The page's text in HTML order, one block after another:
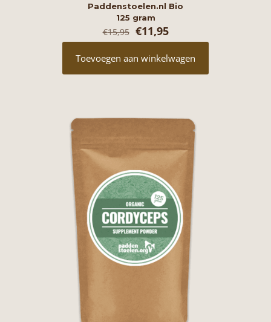
Paddenstoelen.nl Bio
125 gram
€15,95 Oorspronkelijke
prijs
was:
€15,95.
€11,95Huidige
prijs
is:
€11,95.
Toevoegen aan winkelwagen